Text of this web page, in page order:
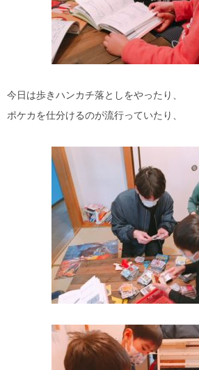
今日は歩きハンカチ落としをやったり、
ポケカを仕分けるのが流行っていたり、